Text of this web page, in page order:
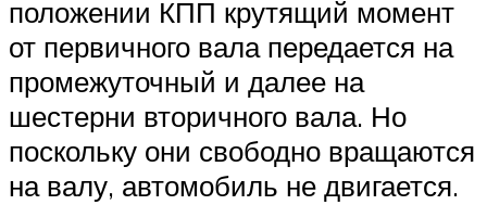
положении КПП крутящий момент
от первичного вала передается на
промежуточный и далее на
шестерни вторичного вала. Но
поскольку они свободно вращаются
на валу, автомобиль не двигается.